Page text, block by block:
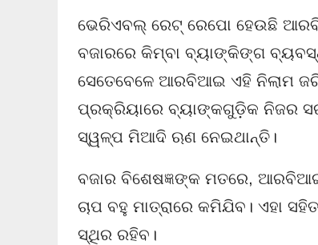
ଭେରିଏବଲ୍ ରେଟ୍ ରେପୋ ହେଉଛି
ବଜାରରେ କିମ୍ବା ବ୍ୟାଙ୍କିଙ୍ଗ
ସେତେବେଳେ ଆରବିଆଇ ଏହି ନିଲାମ
ପ୍ରକ୍ରିୟାରେ ବ୍ୟାଙ୍କଗୁଡ଼ିକ ନିଜର
ସ୍ୱଳ୍ପ ମିଆଦି ଋଣ ନେଇଥାନ୍ତି।
ବଜାର ବିଶେଷଜ୍ଞଙ୍କ ମତରେ,
ଚାପ ବହୁ ମାତ୍ରାରେ କମିଯିବ। ଏହା
ସ୍ଥିର ରହିବ।